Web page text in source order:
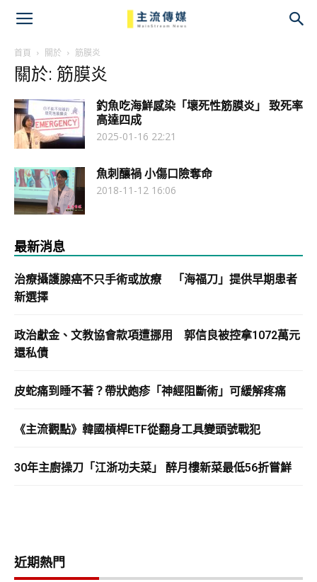
首頁 關於 筋膜炎
關於: 筋膜炎
釣魚吃海鮮感染「壞死性筋膜炎」 致死率
高達四成
2025-01-16 22:21
魚刺釀禍 小傷口險奪命
2018-11-12 16:06
最新消息
治療攝護腺癌不只手術或放療 「海福刀」提供早期患者
新選擇
政治獻金、文教協會款項遭挪用 郭信良被控拿1072萬元
還私債
皮蛇痛到睡不著？帶狀皰疹「神經阻斷術」可緩解疼痛
《主流觀點》韓國槓桿ETF從翻身工具變頭號戰犯
30年主廚操刀「江浙功夫菜」 醉月樓新菜最低56折嘗鮮
近期熱門